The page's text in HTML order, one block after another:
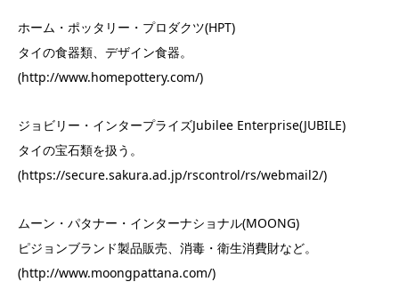
ホーム・ポッタリー・プロダクツ(HPT)
タイの食器類、デザイン食器。
(http://www.homepottery.com/)
ジョビリー・インタープライズJubilee Enterprise(JUBILE)
タイの宝石類を扱う。
(https://secure.sakura.ad.jp/rscontrol/rs/webmail2/)
ムーン・パタナー・インターナショナル(MOONG)
ピジョンブランド製品販売、消毒・衛生消費財など。
(http://www.moongpattana.com/)